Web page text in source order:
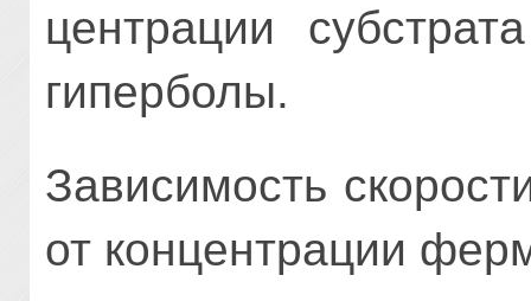
центрации
гиперболы.
Зависимость
от концентрации